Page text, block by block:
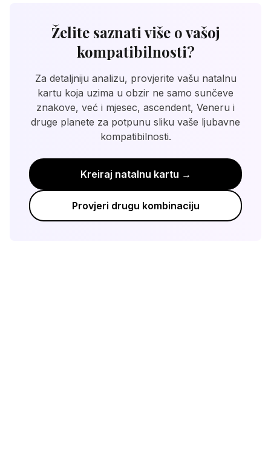
male pobjede i napredak u razumijevanju. S
trudom, vaša veza može biti vrlo
zadovoljavajuća. Ključ uspjeha leži u
razumijevanju, kompromisima i volji za
rastom.
Veneru (ljubavni stil) i Mars (seksualna
energija). Sunčevi znakovi daju dobru
osnovnu procjenu, ali natalna karta pruža
detaljniju analizu dinamike odnosa.
Želite saznati više o vašoj
kompatibilnosti?
Za detaljniju analizu, provjerite vašu natalnu
kartu koja uzima u obzir ne samo sunčeve
znakove, već i mjesec, ascendent, Veneru i
druge planete za potpunu sliku vaše ljubavne
kompatibilnosti.
Kreiraj natalnu kartu →
Provjeri drugu kombinaciju